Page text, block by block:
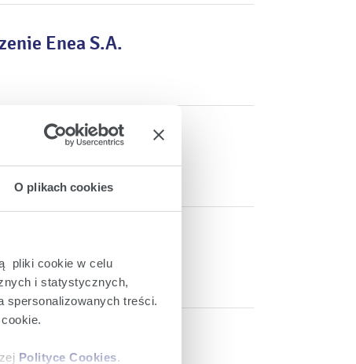
O plikach cookies
pliki cookie w celu
i statystycznych,
spersonalizowanych treści.
Polityce Cookies.
Enea S.A.
wypłaty
obrad Zwyczajnego
2025 roku
Walnego